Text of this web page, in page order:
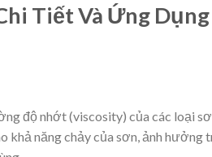
Tiết Và Ứng Dụng
độ nhớt (viscosity) của các loại
khả năng chảy của sơn, ảnh hưởng